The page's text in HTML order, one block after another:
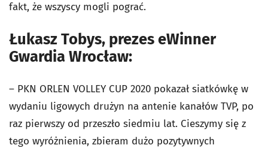
fakt, że wszyscy mogli pograć.
Łukasz Tobys, prezes eWinner
Gwardia Wrocław:
– PKN ORLEN VOLLEY CUP 2020 pokazał siatkówkę w
wydaniu ligowych drużyn na antenie kanałów TVP, po
raz pierwszy od przeszło siedmiu lat. Cieszymy się z
tego wyróżnienia, zbieram dużo pozytywnych